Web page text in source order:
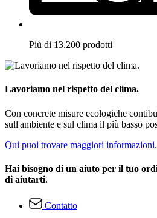
Più di 13.200 prodotti
Lavoriamo nel rispetto del clima.
Con concrete misure ecologiche
sull'ambiente e sul clima il più basso
Qui puoi trovare maggiori informazioni.
Hai bisogno di un aiuto per il tuo
di aiutarti.
Contatto